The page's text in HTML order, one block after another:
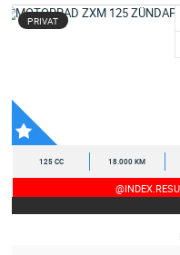
PRIVAT
125 CC 18.000 KM